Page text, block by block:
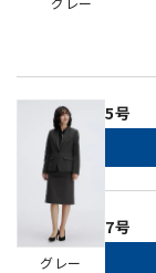
グレー
5号
7号